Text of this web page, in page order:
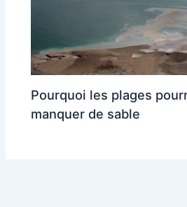
Pourquoi les plages
manquer de sable